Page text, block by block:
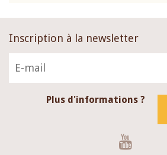
Inscription à la newsletter
Plus d'informations ?